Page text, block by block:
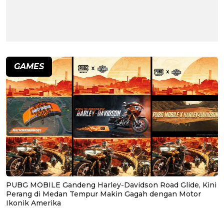
GAMES
PUBG MOBILE Gandeng Harley-Davidson Road Glide, Kini
Perang di Medan Tempur Makin Gagah dengan Motor
Ikonik Amerika